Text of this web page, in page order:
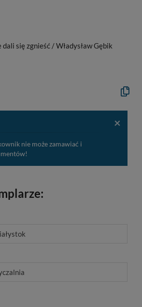
się zgnieść / Władysław Gębik
Kopiuj
do
×
nie może zamawiać i